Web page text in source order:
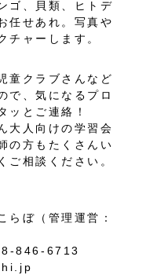
ゴ、貝類、ヒトデ
任せあれ。写真や
チャーします。
童クラブさんなど
で、気になるプロ
ッとご連絡！
大人向けの学習会
の方もたくさんい
ご相談ください。
らぼ（管理運営：
846-6713